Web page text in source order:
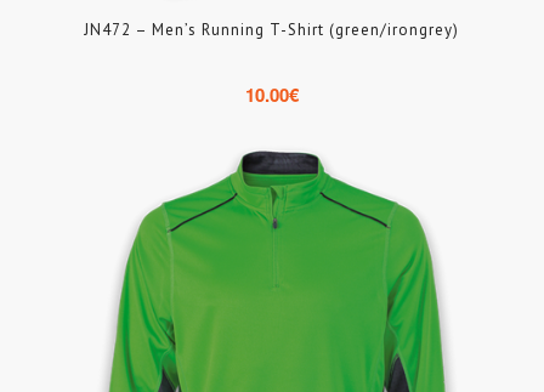
JN472 – Men’s Running T-Shirt (green/irongrey)
10.00€